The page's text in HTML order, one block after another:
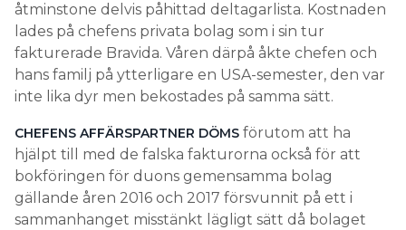
åtminstone delvis påhittad deltagarlista. Kostnaden
lades på chefens privata bolag som i sin tur
fakturerade Bravida. Våren därpå åkte chefen och
hans familj på ytterligare en USA-semester, den var
inte lika dyr men bekostades på samma sätt.
CHEFENS AFFÄRSPARTNER DÖMS förutom att ha
hjälpt till med de falska fakturorna också för att
bokföringen för duons gemensamma bolag
gällande åren 2016 och 2017 försvunnit på ett i
sammanhanget misstänkt lägligt sätt då bolaget